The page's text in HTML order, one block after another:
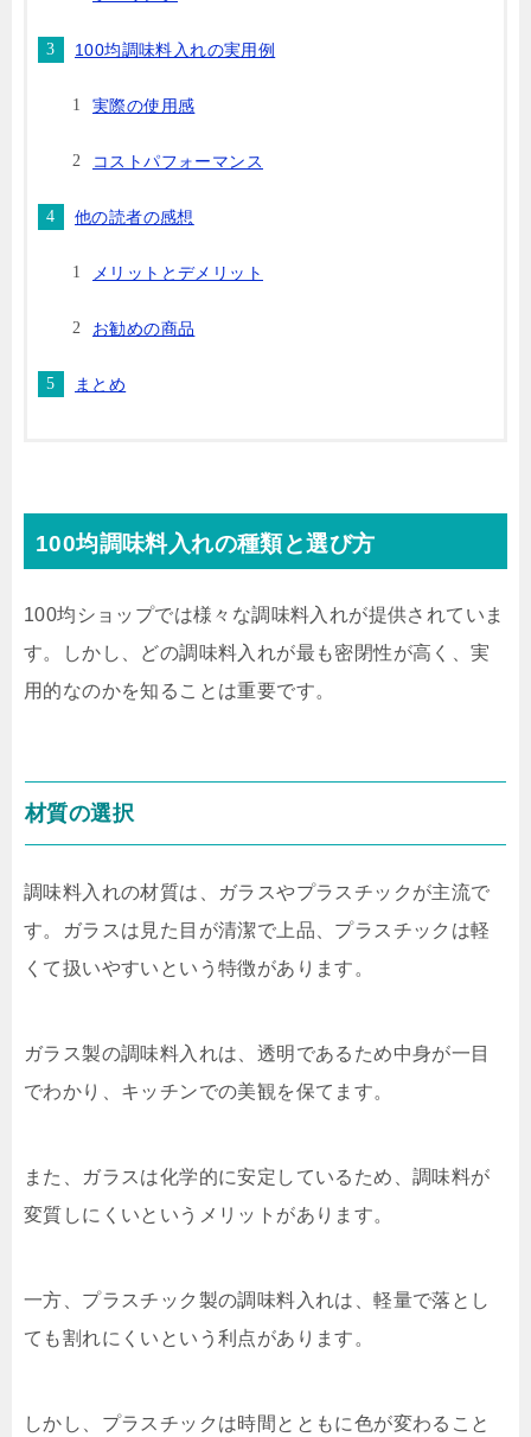
100均調味料入れの実用例
実際の使用感
コストパフォーマンス
他の読者の感想
メリットとデメリット
お勧めの商品
まとめ
100均調味料入れの種類と選び方
100均ショップでは様々な調味料入れが提供されていま
す。しかし、どの調味料入れが最も密閉性が高く、実
用的なのかを知ることは重要です。
材質の選択
調味料入れの材質は、ガラスやプラスチックが主流で
す。ガラスは見た目が清潔で上品、プラスチックは軽
くて扱いやすいという特徴があります。
ガラス製の調味料入れは、透明であるため中身が一目
でわかり、キッチンでの美観を保てます。
また、ガラスは化学的に安定しているため、調味料が
変質しにくいというメリットがあります。
一方、プラスチック製の調味料入れは、軽量で落とし
ても割れにくいという利点があります。
しかし、プラスチックは時間とともに色が変わること